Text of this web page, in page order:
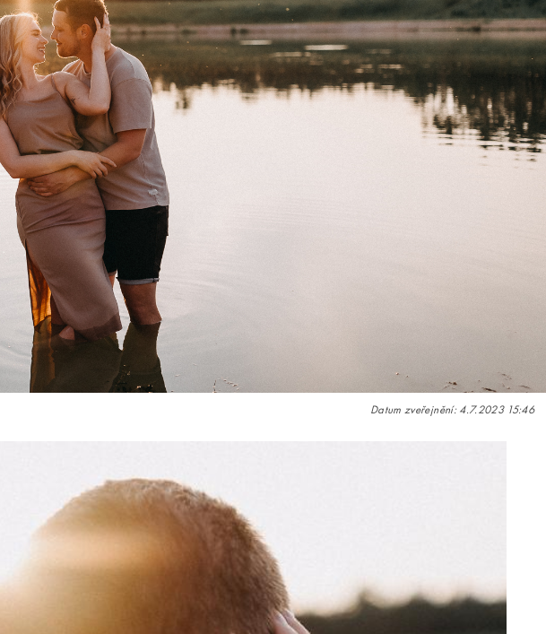
Datum zveřejnění: 4.7.2023 15:46